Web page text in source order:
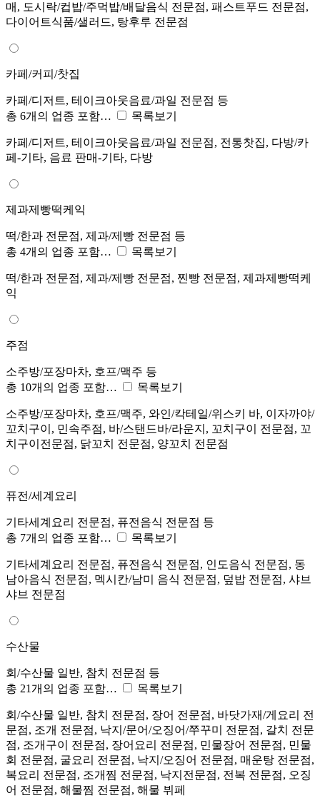
매, 도시락/컵밥/주먹밥/배달음식 전문점, 패스트푸드 전문점,
다이어트식품/샐러드, 탕후루 전문점
카페/커피/찻집
카페/디저트, 테이크아웃음료/과일 전문점 등
총 6개의 업종 포함…
목록보기
카페/디저트, 테이크아웃음료/과일 전문점, 전통찻집, 다방/카
페-기타, 음료 판매-기타, 다방
제과제빵떡케익
떡/한과 전문점, 제과/제빵 전문점 등
총 4개의 업종 포함…
목록보기
떡/한과 전문점, 제과/제빵 전문점, 찐빵 전문점, 제과제빵떡케
익
주점
소주방/포장마차, 호프/맥주 등
총 10개의 업종 포함…
목록보기
소주방/포장마차, 호프/맥주, 와인/칵테일/위스키 바, 이자까야/
꼬치구이, 민속주점, 바/스탠드바/라운지, 꼬치구이 전문점, 꼬
치구이전문점, 닭꼬치 전문점, 양꼬치 전문점
퓨전/세계요리
기타세계요리 전문점, 퓨전음식 전문점 등
총 7개의 업종 포함…
목록보기
기타세계요리 전문점, 퓨전음식 전문점, 인도음식 전문점, 동
남아음식 전문점, 멕시칸/남미 음식 전문점, 덮밥 전문점, 샤브
샤브 전문점
수산물
회/수산물 일반, 참치 전문점 등
총 21개의 업종 포함…
목록보기
회/수산물 일반, 참치 전문점, 장어 전문점, 바닷가재/게요리 전
문점, 조개 전문점, 낙지/문어/오징어/쭈꾸미 전문점, 갈치 전문
점, 조개구이 전문점, 장어요리 전문점, 민물장어 전문점, 민물
회 전문점, 굴요리 전문점, 낙지/오징어 전문점, 매운탕 전문점,
복요리 전문점, 조개찜 전문점, 낙지전문점, 전복 전문점, 오징
어 전문점, 해물찜 전문점, 해물 뷔페